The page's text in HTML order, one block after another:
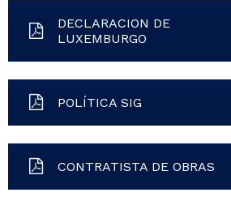
DECLARACION DE
LUXEMBURGO
POLÍTICA SIG
CONTRATISTA DE OBRAS